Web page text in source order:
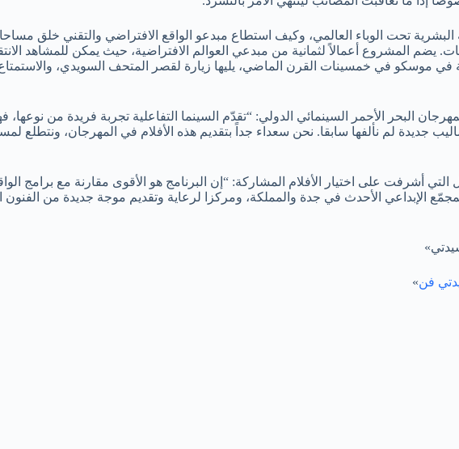
البشرية تحت الوباء العالمي، وكيف استطاع مبدعو الواقع الافتراضي والتقني خلق
يضم المشروع أعمالاً لثمانية من مبدعي العوالم الافتراضية، حيث يمكن
في موسكو في خمسينات القرن الماضي، يليها زيارة لقصر المتحف السويدي،
البحر الأحمر السينمائي الدولي: “تقدّم السينما التفاعلية تجربة فريدة من
جديدة لم نألفها سابقا. نحن سعداء جداً بتقديم هذه الأفلام في المهرجان، ونتطلع
التي أشرفت على اختيار الأفلام المشاركة: “إن البرنامج هو الأقوى مقارنة مع برامج
الإبداعي الأحدث في جدة والمملكة، ومركزا لرعاية وتقديم موجة جديدة من الفنون
فن»